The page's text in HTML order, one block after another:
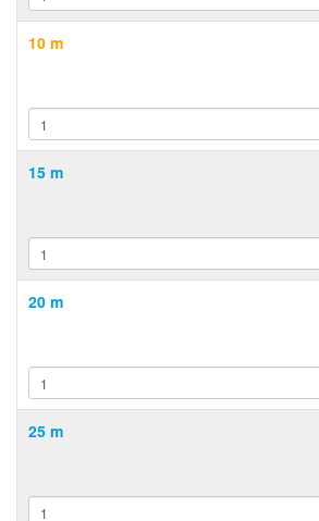
10 m
15 m
20 m
25 m